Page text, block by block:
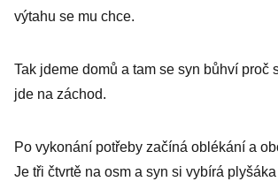
výtahu se mu chce.
Tak jdeme domů a tam se syn bůhví proč
jde na záchod.
Po vykonání potřeby začíná oblékání a
Je tři čtvrtě na osm a syn si vybírá